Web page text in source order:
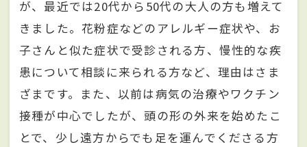
が、最近では20代から50代の大人の方も増えて
きました。花粉症などのアレルギー症状や、お
子さんと似た症状で受診される方、慢性的な疾
患について相談に来られる方など、理由はさま
ざまです。また、以前は病気の治療やワクチン
接種が中心でしたが、頭の形の外来を始めたこ
とで、少し遠方からでも足を運んでくださる方